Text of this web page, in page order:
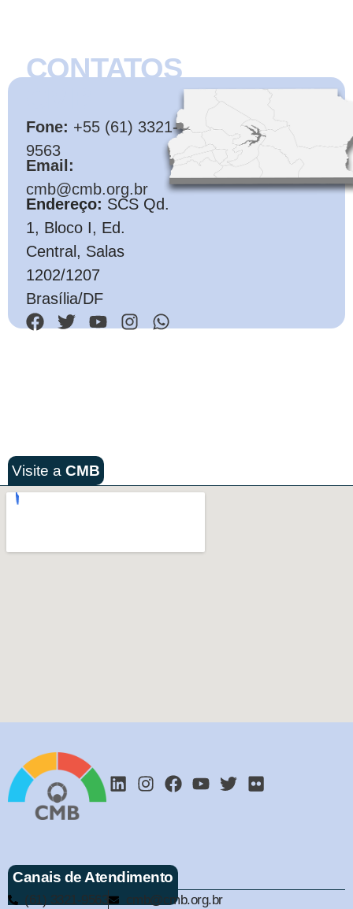
CONTATOS
Fone: +55 (61) 3321-
9563
Email:
cmb@cmb.org.br
Endereço: SCS Qd.
1, Bloco I, Ed.
Central, Salas
1202/1207
Brasília/DF
Visite a CMB
Canais de Atendimento
(61) 3321-9563 cmb@cmb.org.br